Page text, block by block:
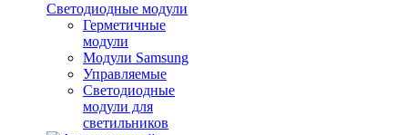
Светодиодные модули
Герметичные
модули
Модули Samsung
Управляемые
Светодиодные
модули для
светильников